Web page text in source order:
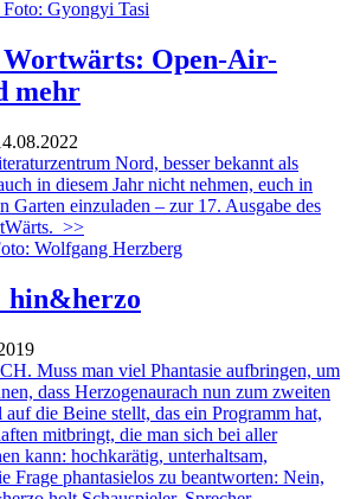
Open-Air-
mehr
Nord, besser bekannt als
in diesem Jahr nicht nehmen, euch in
Garten einzuladen – zur 17. Ausgabe des
>>
hin&herzo
Muss man viel Phantasie aufbringen, um
dass Herzogenaurach nun zum zweiten
die Beine stellt, das ein Programm hat,
mitbringt, die man sich bei aller
kann: hochkarätig, unterhaltsam,
Frage phantasielos zu beantworten: Nein,